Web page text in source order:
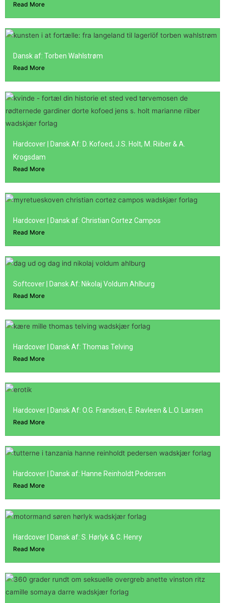
Read More
Dansk af: Torben Wahlstrøm
Read More
Hardcover | Dansk Af: D. Kofoed, J.S. Holt, M. Riiber & A.
Krogsdam
Read More
Hardcover | Dansk af: Christian Cortez Campos
Read More
Softcover | Dansk Af: Nikolaj Voldum Ahlburg
Read More
Hardcover | Dansk Af: Thomas Telving
Read More
Hardcover | Dansk Af: O.G. Frandsen, E. Ravleen & L.O. Larsen
Read More
Hardcover | Dansk af: Hanne Reinholdt Pedersen
Read More
Hardcover | Dansk af: S. Hørlyk & C. Henry
Read More